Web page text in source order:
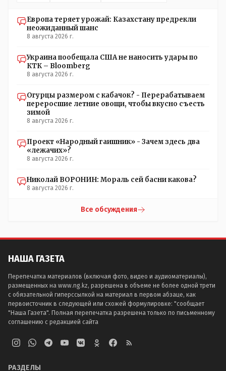
Европа теряет урожай: Казахстану предрекли
неожиданный шанс
8 августа 2026 г.
Украина пообещала США не наносить удары по
КТК – Bloomberg
8 августа 2026 г.
Огурцы размером с кабачок? - Перерабатываем
переросшие летние овощи, чтобы вкусно съесть
зимой
8 августа 2026 г.
Проект «Народный гаишник» - Зачем здесь два
«лежачих»?
8 августа 2026 г.
Николай ВОРОНИН: Мораль сей басни какова?
8 августа 2026 г.
Все обсуждения
НАША ГАЗЕТА
Перепечатка материалов (включая фото, видео и аудиоматериалы),
размещенных на www.ng.kz, разрешена в объеме не более одной трети
с обязательной гиперссылкой на материал в первом абзаце, как
первоисточник в следующей или схожей формулировке: "сообщает
"Наша Газета". Полная перепечатка разрешена только по письменному
соглашению с редакцией сайта
РАЗДЕЛЫ